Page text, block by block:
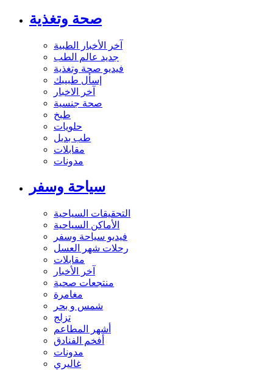
صحة وتغذية
آخر الأخبار الطبية
جديد عالم الطب
فيديو صحة وتغذية
إسأل طبيبك
آخر الاخبار
صحة جنسية
طبخ
حلويات
طب بديل
مقابلات
مدونات
سياحة وسفر
التحقيقات السياحية
الأماكن السياحية
فيديو سياحة وسفر
رحلات شهر العسل
مقابلات
آخر الأخبار
منتجعات صحية
مغامرة
شمس و بحر
تزلج
أشهر المطاعم
أفخم الفنادق
مدونات
غاليري